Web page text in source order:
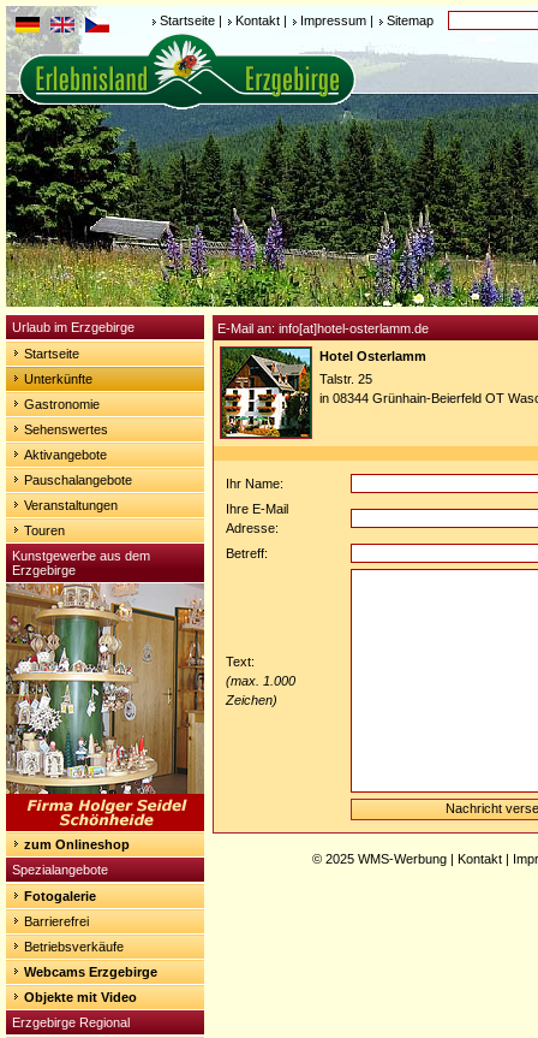
Startseite | Kontakt | Impressum | Sitemap
Urlaub im Erzgebirge
Startseite
Unterkünfte
Gastronomie
Sehenswertes
Aktivangebote
Pauschalangebote
Veranstaltungen
Touren
Kunstgewerbe aus dem
Erzgebirge
zum Onlineshop
Spezialangebote
Fotogalerie
Barrierefrei
Betriebsverkäufe
Webcams Erzgebirge
Objekte mit Video
Erzgebirge Regional
E-Mail an: info[at]hotel-osterlamm.de
Hotel Osterlamm
Talstr. 25
in 08344 Grünhain-Beierfeld OT
Ihr Name:
Ihre E-Mail
Adresse:
Betreff:
Text:
(max. 1.000
Zeichen)
© 2025 WMS-Werbung | Kontakt |